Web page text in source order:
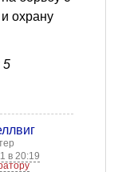
охрану
5
в 20:19